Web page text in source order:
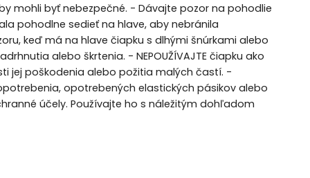
mohli byť nebezpečné. - Dávajte pozor na pohodlie
pohodlne sedieť na hlave, aby nebránila
keď má na hlave čiapku s dlhými šnúrkami alebo
alebo škrtenia. - NEPOUŽÍVAJTE čiapku ako
jej poškodenia alebo požitia malých častí. -
opotrebených elastických pásikov alebo
účely. Používajte ho s náležitým dohľadom